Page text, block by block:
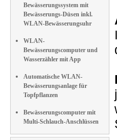
Bewässerungssystem mit
Bewässerungs-Düsen inkl.
WLAN-Bewässerungsuhr
WLAN-
Bewässerungscomputer und
Wasserzähler mit App
Automatische WLAN-
Bewässerungsanlage für
Topfpflanzen
Bewässerungscomputer mit
Multi-Schlauch-Anschlüssen